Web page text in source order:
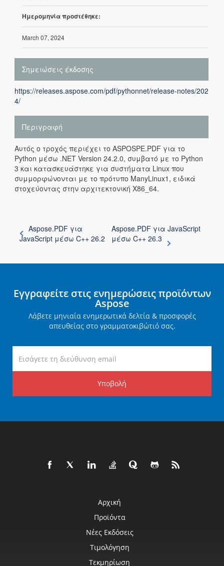
Ημερομηνία προστέθηκε:
March 07, 2024
Σημειώσεις έκδοσης
https://releases.aspose.com/pdf/pythonnet/release-notes/202
4/
Περιγραφή
Αυτός ο τροχός περιέχει το ASPOSPE.PDF για το
Python μέσω .NET Version 24.2.0, συμβατό με το Python
3 και κατασκευάστηκε για συστήματα Linux που
συμμορφώνονται με το πρότυπο ManyLinux1, ειδικά
στοχεύοντας στην αρχιτεκτονική X86_64.
Aspose.PDF για
JavaScript μέσω C++ 26.2
Aspose.PDF για JavaScript
μέσω C++ 26.3
Εγγραφείτε στις ενημερώσεις προϊόντων
Aspose
Λάβετε μηνιαία ενημερωτικά δελτία & προσφορές
απευθείας στο γραμματοκιβώτιό σας.
Υποβολή
Αρχική
Προϊόντα
Νέες Εκδόσεις
Τιμολόγηση
Τεκμηρίωση